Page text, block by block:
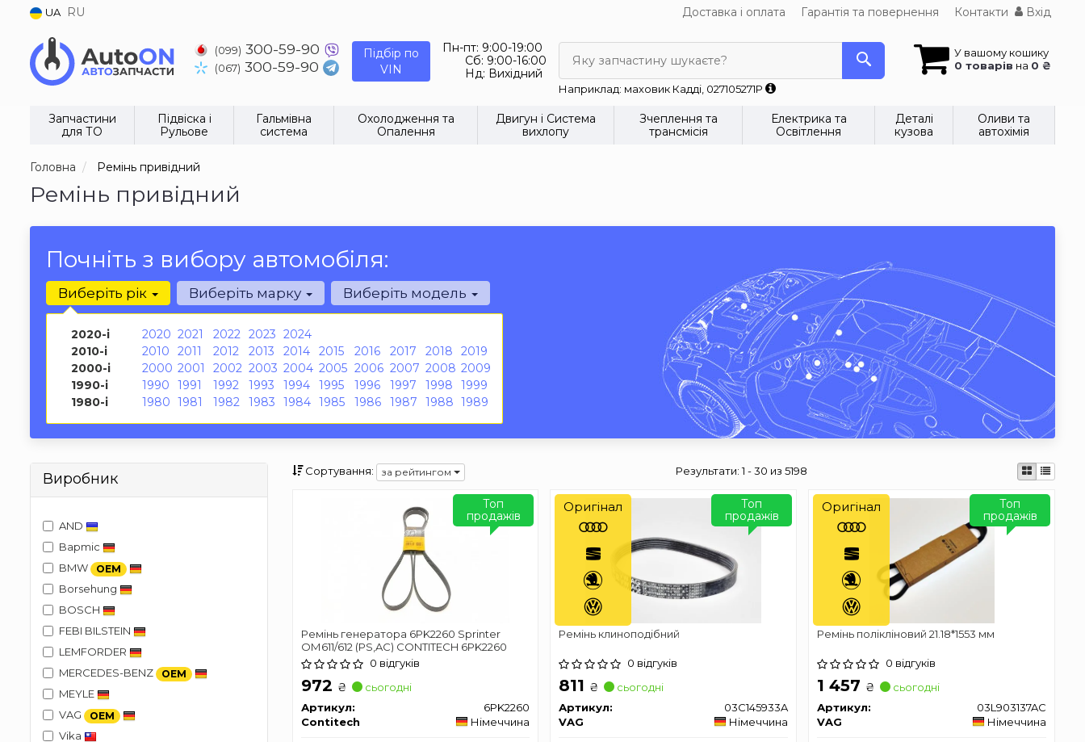
UA RU Доставка і оплата Гарантія та повернення Контакти Вхід
(099) 300-59-90
(067) 300-59-90
Підбір по
VIN
Пн-пт: 9:00-19:00
Сб: 9:00-16:00
Нд: Вихідний
У вашому кошику
0 товарів на 0 ₴
Яку запчастину шукаєте?
Наприклад: маховик Кадді, 027105271P
Запчастини
для ТО
Підвіска і
Рульове
Гальмівна
система
Охолодження та
Опалення
Двигун і Система
вихлопу
Зчеплення та
трансмісія
Електрика та
Освітлення
Деталі
кузова
Оливи та
автохімія
Головна Ремінь привідний
Ремінь привідний
Почніть з вибору автомобіля:
Виберіть рік
2020-і 2020 2021 2022 2023 2024
2010-і
2010 2011 2012 2013 2014 2015 2016 2017 2018
2019
2000-і
2000 2001 2002 2003 2004 2005 2006 2007 2008 2009
1990-і
1990 1991 1992 1993 1994 1995 1996 1997 1998
1999
1980-і
1980 1981 1982 1983 1984 1985 1986 1987 1988 1989
Виберіть марку Виберіть модель
Виробник
AND
Bapmic
BMW
OEM
Borsehung
BOSCH
FEBI BILSTEIN
LEMFORDER
MERCEDES-BENZ
OEM
MEYLE
VAG
OEM
Vika
Сортування: за рейтингом Результати:1 - 30 из 5198
Ремінь генератора 6PK2260 Sprinter
ОМ611/612 (PS,AC) CONTITECH 6PK2260
0 відгуків
972 ₴
сьогодні
Артикул:
6PK2260
Contitech
Німеччина
Топ
продажів
Ремінь клиноподібний
0 відгуків
811 ₴
сьогодні
Артикул:
03C145933A
VAG
Німеччина
Топ
продажів
Оригінал
Ремінь полікліновий 21.18*1553 мм
0 відгуків
1 457 ₴
сьогодні
Артикул:
03L903137AC
VAG
Німеччина
Топ
продажів
Оригінал